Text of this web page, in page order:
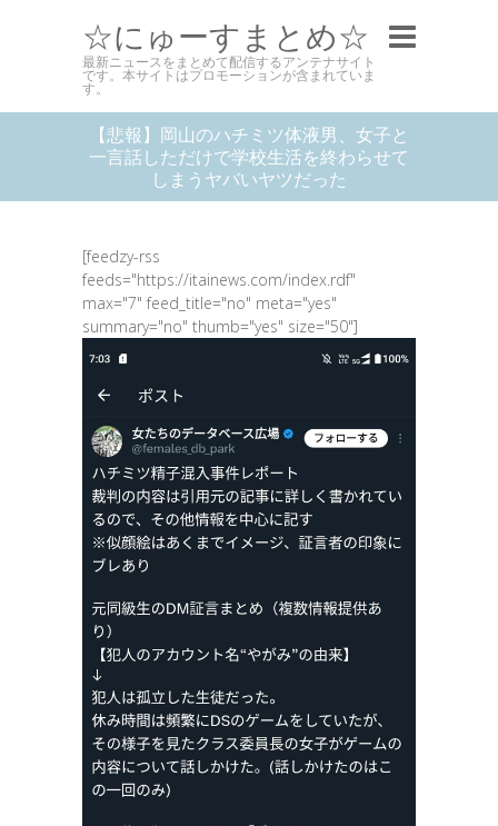
☆にゅーすまとめ☆
最新ニュースをまとめて配信するアンテナサイト
です。本サイトはプロモーションが含まれていま
す。
【悲報】岡山のハチミツ体液男、女子と
一言話しただけで学校生活を終わらせて
しまうヤバいヤツだった
[feedzy-rss
feeds="https://itainews.com/index.rdf"
max="7" feed_title="no" meta="yes"
summary="no" thumb="yes" size="50"]